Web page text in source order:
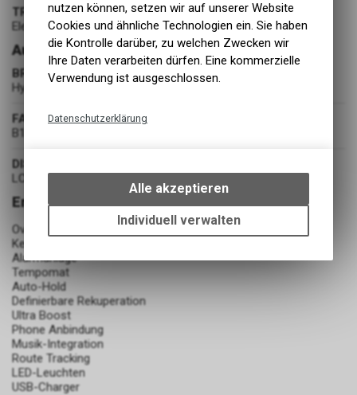
TREIBSTOFF
Elektro
Ausstattung
BREMSEN
Hydraulische Scheibenbremse mit ABS
FAHRZEUGBATTERIE
B1910531/B1910359 (2x 72V 28Ah 2016Wh)
DISPLAY
LCD-Farbdisplay mit NIU Cown Drehschalter
Erweiterte Beschreibung
Over-the Air-Updates
Keyless Start & Öffnen des Sitzes
Alarmanlage
Tempomat
Auto-Hold
Definierbare Rekuperation
Ultra Boost
Phone Anbindung
Musik-Integration
Route Tracking
LED-Leuchten
USB-Charger
nutzen können, setzen wir auf unserer Website
Cookies und ähnliche Technologien ein. Sie haben
die Kontrolle darüber, zu welchen Zwecken wir
Ihre Daten verarbeiten dürfen. Eine kommerzielle
Verwendung ist ausgeschlossen.
Datenschutzerklärung
bestimmte Interaktionen und
Einstellungen auf Ihrem Gerät,
um die grundlegenden
Funktionen unseres Online-
dass die gespeicherten Daten
Alle akzeptieren
Individuell verwalten